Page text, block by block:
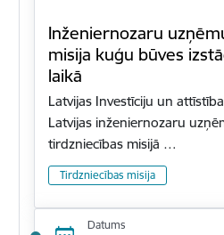
Inženiernozaru
misija kuģu būves
laikā
Latvijas Investīciju un
Latvijas inženiernozaru
tirdzniecības misijā …
Tirdzniecības misija
Datums